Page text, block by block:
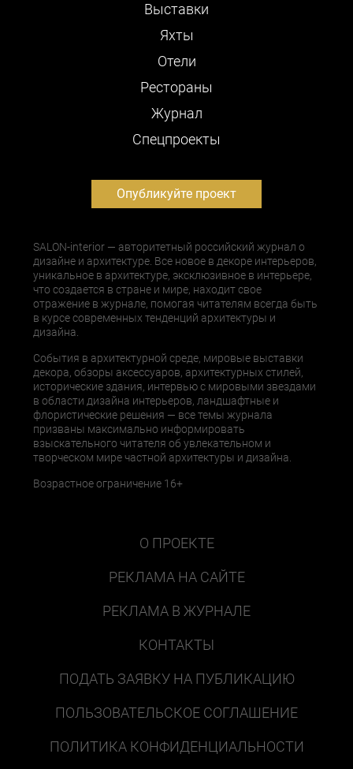
Выставки
Яхты
Отели
Рестораны
Журнал
Cпецпроекты
Опубликуйте проект
SALON-interior — авторитетный российский журнал о
дизайне и архитектуре. Все новое в декоре интерьеров,
уникальное в архитектуре, эксклюзивное в интерьере,
что создается в стране и мире, находит свое
отражение в журнале, помогая читателям всегда быть
в курсе современных тенденций архитектуры и
дизайна.
События в архитектурной среде, мировые выставки
декора, обзоры аксессуаров, архитектурных стилей,
исторические здания, интервью с мировыми звездами
в области дизайна интерьеров, ландшафтные и
флористические решения — все темы журнала
призваны максимально информировать
взыскательного читателя об увлекательном и
творческом мире частной архитектуры и дизайна.
Возрастное ограничение 16+
О ПРОЕКТЕ
РЕКЛАМА НА САЙТЕ
РЕКЛАМА В ЖУРНАЛЕ
КОНТАКТЫ
ПОДАТЬ ЗАЯВКУ НА ПУБЛИКАЦИЮ
ПОЛЬЗОВАТЕЛЬСКОЕ СОГЛАШЕНИЕ
ПОЛИТИКА КОНФИДЕНЦИАЛЬНОСТИ